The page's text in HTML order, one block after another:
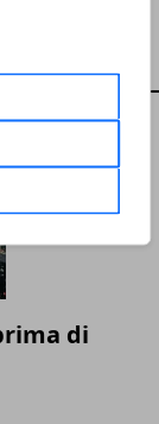
di